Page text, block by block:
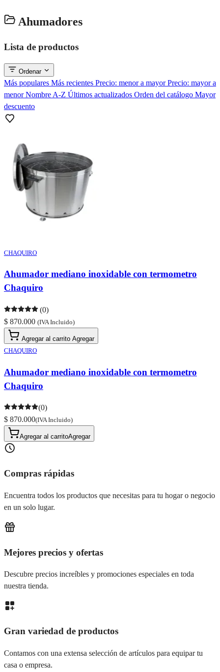
Ahumadores
Lista de productos
Ordenar
Más populares Más recientes Precio: menor a mayorPrecio: mayor a
menorNombre A-Z Últimos actualizados Orden del catálogo Mayor
descuento
CHAQUIRO
Ahumador mediano inoxidable con termometro
Chaquiro
(0)
$ 870.000 (IVA Incluido)
Agregar al carrito Agregar
CHAQUIRO
Ahumador mediano inoxidable con termometro
Chaquiro
(0)
$ 870.000(IVA Incluido)
Agregar al carritoAgregar
Compras rápidas
Encuentra todos los productos que necesitas para tu hogar o negocio
en un solo lugar.
Mejores precios y ofertas
Descubre precios increíbles y promociones especiales en toda
nuestra tienda.
Gran variedad de productos
Contamos con una extensa selección de artículos para equipar tu
casa o empresa.